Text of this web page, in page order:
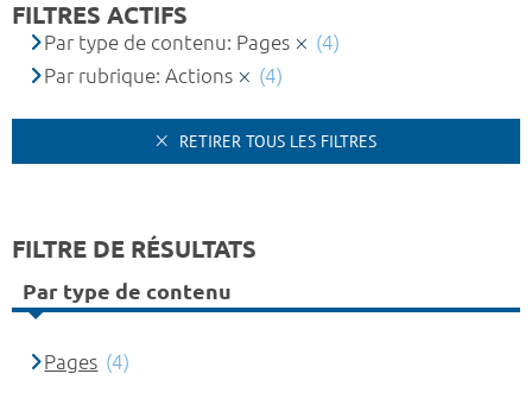
FILTRES ACTIFS
Par type de contenu: Pages
(4)
Par rubrique: Actions
(4)
RETIRER TOUS LES FILTRES
FILTRE DE RÉSULTATS
Par type de contenu
Pages (4)